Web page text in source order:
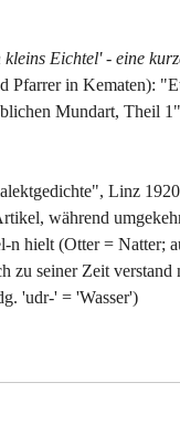
Eichtel' - eine
Pfarrer in Kematen):
Mundart, Theil
Linz 1920
während
n hielt (Otter = Natter;
seiner Zeit
'udr-' = 'Wasser')